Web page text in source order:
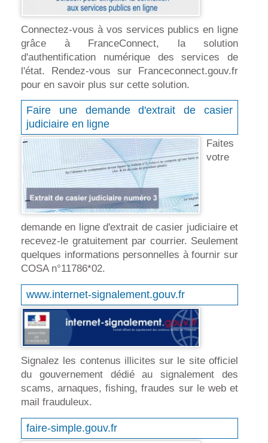
Connectez-vous à vos services publics en ligne
grâce à FranceConnect, la solution
d'authentification numérique des services de
l'état. Rendez-vous sur Franceconnect.gouv.fr
pour en savoir plus sur cette solution.
Faire une demande d'extrait de casier
judiciaire en ligne
Faites
votre
demande en ligne d'extrait de casier judiciaire et
recevez-le gratuitement par courrier. Seulement
quelques informations personnelles à fournir sur
COSA n°11786*02.
www.internet-signalement.gouv.fr
Signalez les contenus illicites sur le site officiel
du gouvernement dédié au signalement des
scams, arnaques, fishing, fraudes sur le web et
mail frauduleux.
faire-simple.gouv.fr